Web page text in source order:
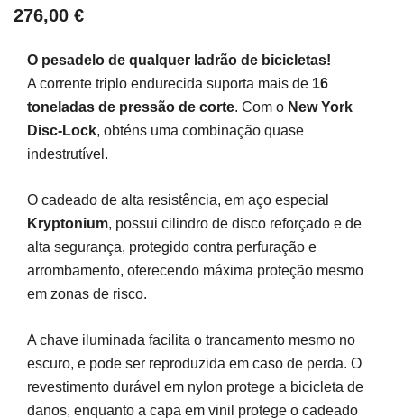
276,00 €
O pesadelo de qualquer ladrão de bicicletas!
A corrente triplo endurecida suporta mais de 16
toneladas de pressão de corte. Com o New York
Disc-Lock, obténs uma combinação quase
indestrutível.
O cadeado de alta resistência, em aço especial
Kryptonium, possui cilindro de disco reforçado e de
alta segurança, protegido contra perfuração e
arrombamento, oferecendo máxima proteção mesmo
em zonas de risco.
A chave iluminada facilita o trancamento mesmo no
escuro, e pode ser reproduzida em caso de perda. O
revestimento durável em nylon protege a bicicleta de
danos, enquanto a capa em vinil protege o cadeado